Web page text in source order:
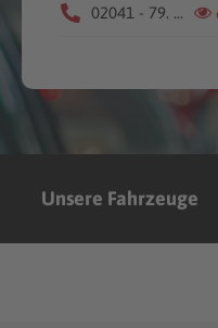
Unsere Fahrzeuge
02041 - 79. ...